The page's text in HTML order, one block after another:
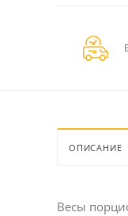
ОПИСАНИЕ
Весы